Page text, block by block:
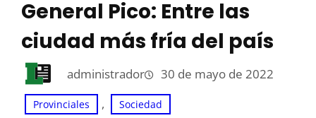
General Pico: Entre las
ciudad más fría del país
administrador 30 de mayo de 2022
Provinciales , Sociedad